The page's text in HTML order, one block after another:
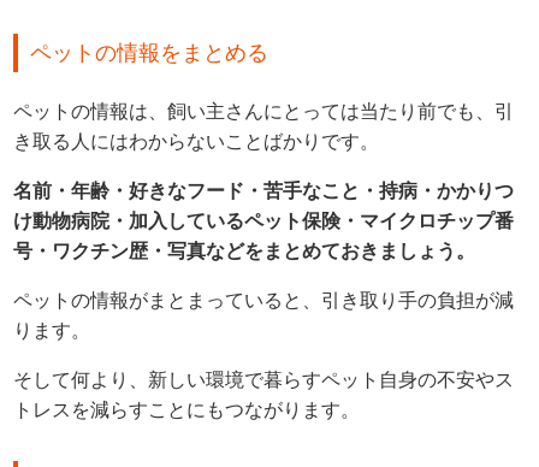
ペットの情報をまとめる
ペットの情報は、飼い主さんにとっては当たり前でも、引
き取る人にはわからないことばかりです。
名前・年齢・好きなフード・苦手なこと・持病・かかりつ
け動物病院・加入しているペット保険・マイクロチップ番
号・ワクチン歴・写真などをまとめておきましょう。
ペットの情報がまとまっていると、引き取り手の負担が減
ります。
そして何より、新しい環境で暮らすペット自身の不安やス
トレスを減らすことにもつながります。